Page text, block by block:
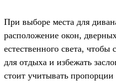
При выборе места для
расположение окон,
естественного света,
для отдыха и избежать
стоит учитывать